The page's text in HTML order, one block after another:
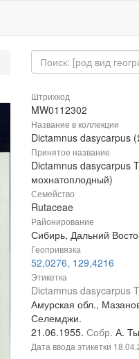
Штрихкод
MW0112302
Название в коллекции
Dictamnus dasycarpus
Принятое название
Dictamnus dasycarpus
мохнатоплодный)
Семейство
Rutaceae
Районирование
Сибирь, Дальний
Геопривязка
52,0276, 129,4216
Этикетка
Dictamnus dasycarpus
Амурская обл.,
Селемджи.
21.06.1955. Собр. А.
Дата ввода этикетки